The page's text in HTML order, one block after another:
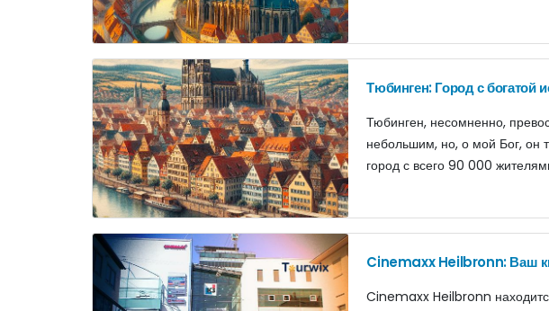
Тюбинген: Город с богатой
Тюбинген, несомненно,
небольшим, но, о мой Бог, он
город с всего 90 000
Cinemaxx Heilbronn: Ваш
Cinemaxx Heilbronn